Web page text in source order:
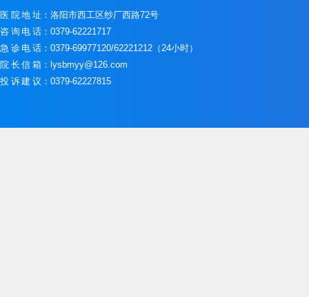
医院地址 ：洛阳市西工区纱厂西路72号
咨询电话 ：0379-62221717
急诊电话 ：0379-69977120/62221212（24小时）
院长信箱 ：lysbmyy@126.com
投诉建议 ：0379-62227815